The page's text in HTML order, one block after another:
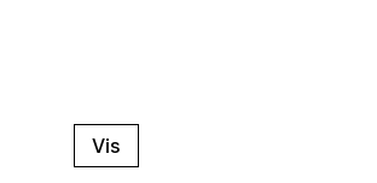
Vis